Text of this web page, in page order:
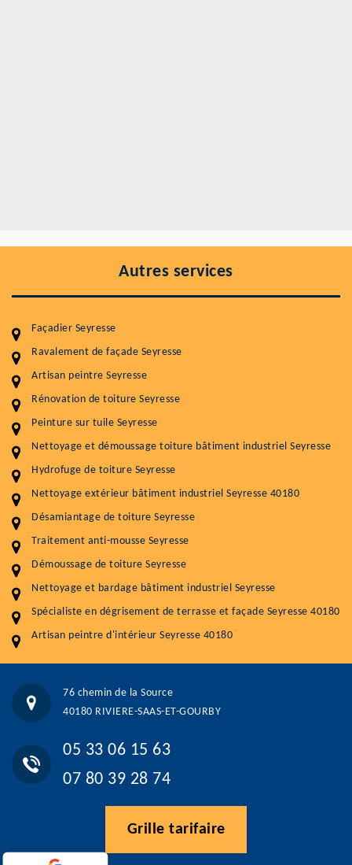
Autres services
Façadier Seyresse
Ravalement de façade Seyresse
Artisan peintre Seyresse
Rénovation de toiture Seyresse
Peinture sur tuile Seyresse
Nettoyage et démoussage toiture bâtiment industriel Seyresse
Hydrofuge de toiture Seyresse
Nettoyage extérieur bâtiment industriel Seyresse 40180
Désamiantage de toiture Seyresse
Traitement anti-mousse Seyresse
Démoussage de toiture Seyresse
Nettoyage et bardage bâtiment industriel Seyresse
Spécialiste en dégrisement de terrasse et façade Seyresse 40180
Artisan peintre d'intérieur Seyresse 40180
76 chemin de la Source
40180 RIVIERE-SAAS-ET-GOURBY
05 33 06 15 63
07 80 39 28 74
Grille tarifaire
Entretenir votre toiture, c'est préserver sa
durabilité
Plus de 15 ans d'expérience en couverture et facade
Service
Nettoyageb toiture
Démoussage toiture
Traitement hydrofuge toiture
4 € / m²
5.0 (118avis)
Artisant local recommander
76 chemin de la Source 40180 RIVIERE-SAAS-ET-GOURBY